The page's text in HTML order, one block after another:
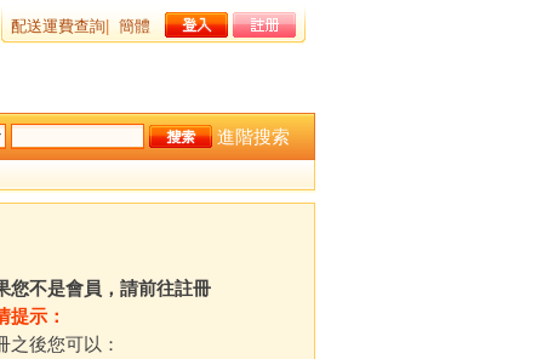
配送運費查詢 簡體
進階搜索
您不是會員，請前往註冊
提示：
之後您可以：